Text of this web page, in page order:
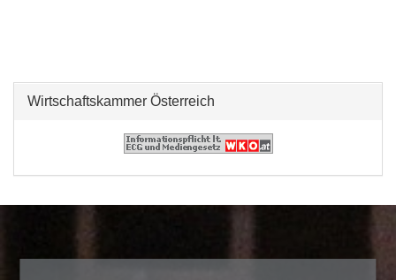
Wirtschaftskammer Österreich